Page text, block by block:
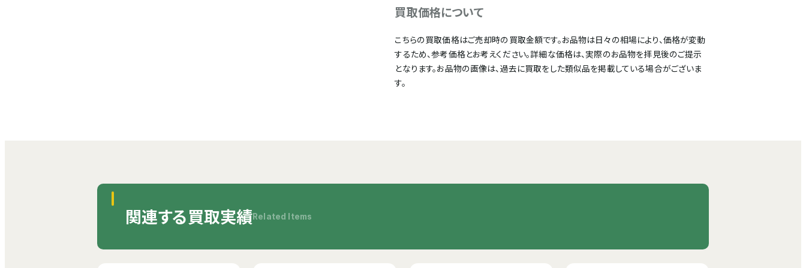
買取価格について
こちらの買取価格はご売却時の買取金額です。お品物は日々の相場により、価格が変動
するため、参考価格とお考えください。詳細な価格は、実際のお品物を拝見後のご提示
となります。お品物の画像は、過去に買取をした類似品を掲載している場合がございま
す。
関連する買取実績Related Items